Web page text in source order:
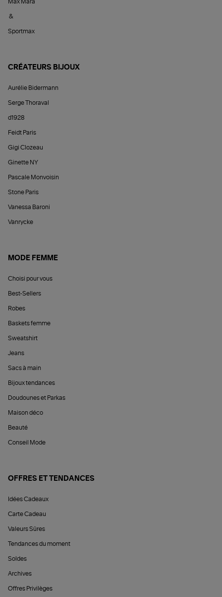
Max Mara
&
Sportmax
CRÉATEURS BIJOUX
Aurélie Bidermann
Serge Thoraval
d1928
Feidt Paris
Gigi Clozeau
Ginette NY
Pascale Monvoisin
Stone Paris
Vanessa Baroni
Vanrycke
MODE FEMME
Choisi pour vous
Best-Sellers
Robes
Baskets femme
Sweatshirt
Jeans
Sacs à main
Bijoux tendances
Doudounes et Parkas
Maison déco
Beauté
Conseil Mode
OFFRES ET TENDANCES
Idées Cadeaux
Carte Cadeau
Valeurs Sûres
Tendances du moment
Soldes
Archives
Offres Privilèges